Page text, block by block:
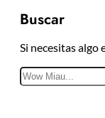
Buscar
Si necesitas algo